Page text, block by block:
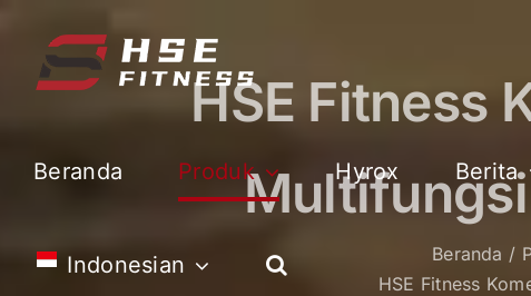
konten
Beranda Produk Hyrox Berita
Indonesian
HSE Fitness
Multifungsi
Beranda
HSE Fitness